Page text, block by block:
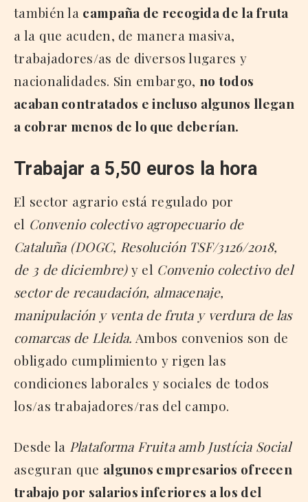
también la campaña de recogida de la fruta
a la que acuden, de manera masiva,
trabajadores/as de diversos lugares y
nacionalidades. Sin embargo, no todos
acaban contratados e incluso algunos llegan
a cobrar menos de lo que deberían.
Trabajar a 5,50 euros la hora
El sector agrario está regulado por
el Convenio colectivo agropecuario de
Cataluña (DOGC, Resolución TSF/3126/2018,
de 3 de diciembre)y el Convenio colectivo del
sector de recaudación, almacenaje,
manipulación y venta de fruta y verdura de las
comarcas de Lleida. Ambos convenios son de
obligado cumplimiento y rigen las
condiciones laborales y sociales de todos
los/as trabajadores/ras del campo.
Desde la Plataforma Fruita amb Justícia Social
aseguran que algunos empresarios ofrecen
trabajo por salarios inferiores a los del